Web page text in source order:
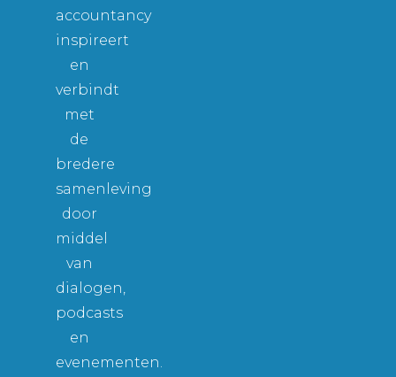
accountancy
inspireert
en
verbindt
met
de
bredere
samenleving
door
middel
van
dialogen,
podcasts
en
evenementen.